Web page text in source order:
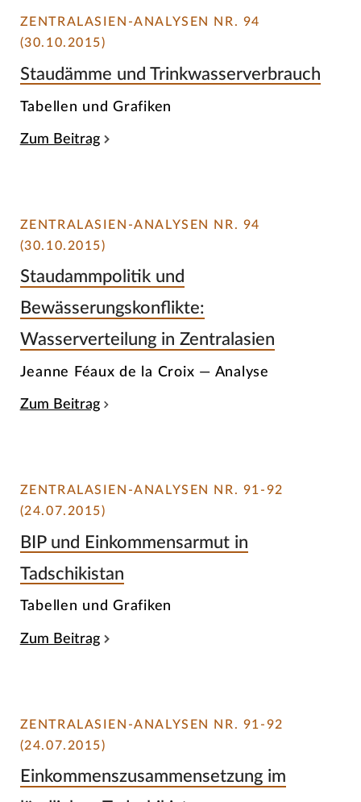
ZENTRALASIEN-ANALYSEN NR. 94
(30.10.2015)
Staudämme und Trinkwasserverbrauch
Tabellen und Grafiken
Zum Beitrag
ZENTRALASIEN-ANALYSEN NR. 94
(30.10.2015)
Staudammpolitik und
Bewässerungskonflikte:
Wasserverteilung in Zentralasien
Jeanne Féaux de la Croix — Analyse
Zum Beitrag
ZENTRALASIEN-ANALYSEN NR. 91-92
(24.07.2015)
BIP und Einkommensarmut in
Tadschikistan
Tabellen und Grafiken
Zum Beitrag
ZENTRALASIEN-ANALYSEN NR. 91-92
(24.07.2015)
Einkommenszusammensetzung im